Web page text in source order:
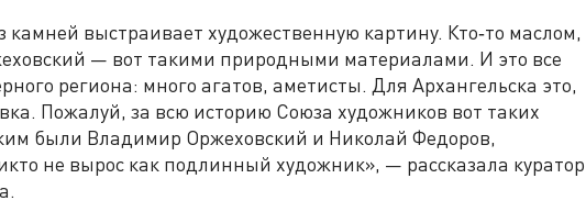
камней выстраивает художественную картину. Кто‑то маслом,
— вот такими природными материалами. И это все
региона: много агатов, аметисты. Для Архангельска это,
Пожалуй, за всю историю Союза художников вот таких
были Владимир Оржеховский и Николай Федоров,
не вырос как подлинный художник», — рассказала куратор